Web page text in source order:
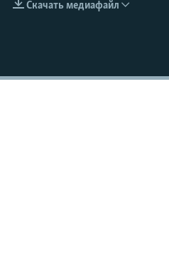
EMBED
Скачать медиафайл